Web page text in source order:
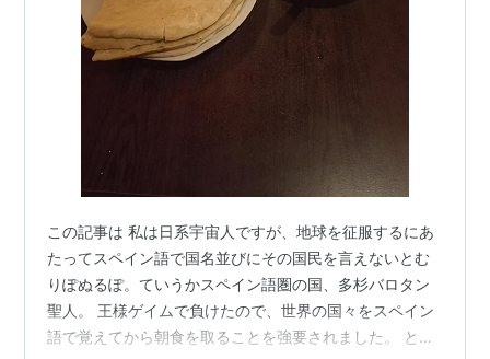
この記事は 私は日系宇宙人ですが、地球を征服するにあ
たってスペイン語で国名並びにその国民を言えないとむ
りぽぬるぽ。ていうかスペイン語圏の国、多杉バロタン
聖人。 王様ゲイムで負けたので、世界の国々をスペイン
語で覚えてから朝食を取ることを強要されました。 とい